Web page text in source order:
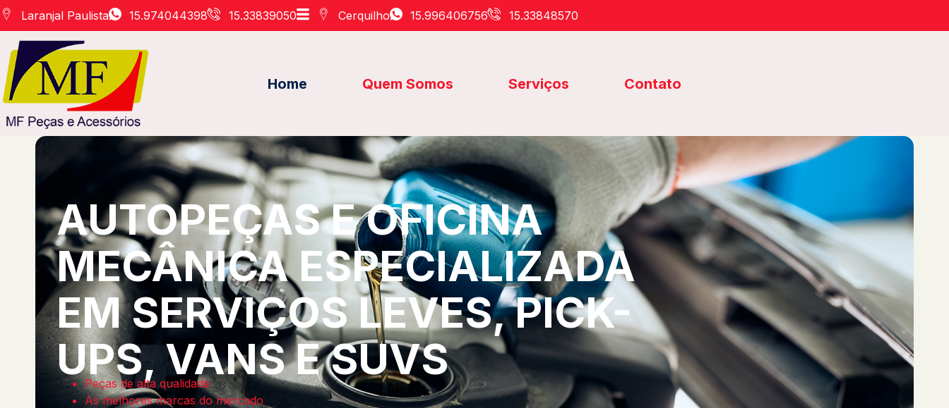
Laranjal Paulista 15.974044398 15.33839050 Cerquilho 15.996406756 15.33848570
Home Quem Somos Serviços Contato
AUTOPEÇAS E OFICINA
MECÂNICA ESPECIALIZADA
EM SERVIÇOS LEVES, PICK-
UPS, VANS E SUVS
Peças de alta qualidade
As melhores marcas do mercado